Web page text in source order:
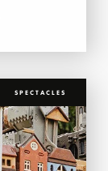
SPECTACLES